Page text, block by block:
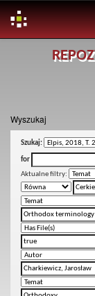
Wyszukaj
Szukaj:
for
Aktualne filtry: